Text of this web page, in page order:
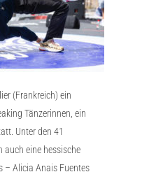
(Frankreich) ein
Tänzerinnen, ein
Unter den 41
auch eine hessische
– Alicia Anais Fuentes